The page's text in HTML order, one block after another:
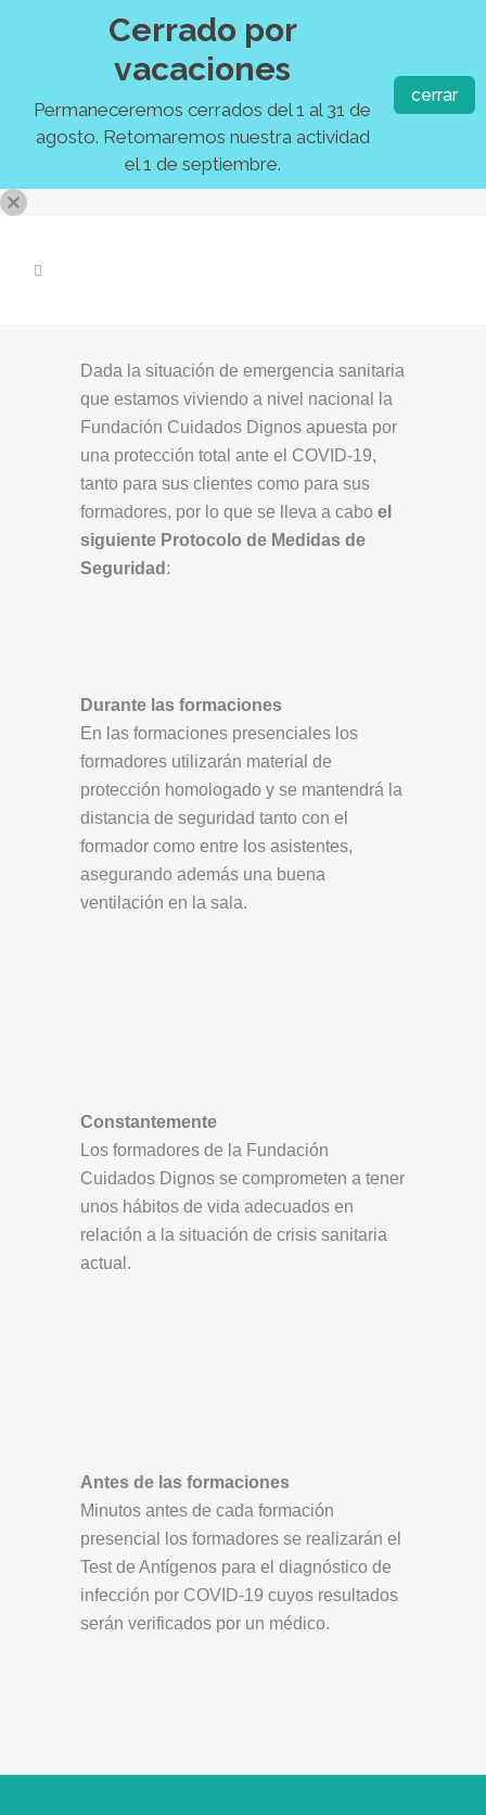
Dada la situación de emergencia sanitaria
que estamos viviendo a nivel nacional la
Fundación Cuidados Dignos apuesta por
una protección total ante el COVID-19,
tanto para sus clientes como para sus
formadores, por lo que se lleva a cabo el
siguiente Protocolo de Medidas de
Seguridad :
Durante las formaciones
En las formaciones presenciales los
formadores utilizarán material de
protección homologado y se mantendrá la
distancia de seguridad tanto con el
formador como entre los asistentes,
asegurando además una buena
ventilación en la sala.
Constantemente
Los formadores de la Fundación
Cuidados Dignos se comprometen a tener
unos hábitos de vida adecuados en
relación a la situación de crisis sanitaria
actual.
Antes de las formaciones
Minutos antes de cada formación
presencial los formadores se realizarán el
Test de Antígenos para el diagnóstico de
infección por COVID-19 cuyos resultados
serán verificados por un médico.
Cerrado por
vacaciones
Permaneceremos cerrados del 1 al 31 de
agosto. Retomaremos nuestra actividad
el 1 de septiembre.
cerrar